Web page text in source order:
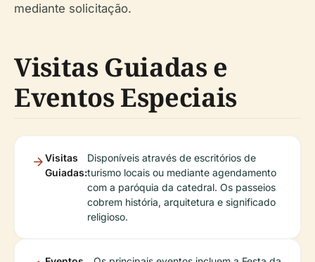
mediante solicitação.
Visitas Guiadas e
Eventos Especiais
Visitas
Guiadas:
Disponíveis através de escritórios de
turismo locais ou mediante agendamento
com a paróquia da catedral. Os passeios
cobrem história, arquitetura e significado
religioso.